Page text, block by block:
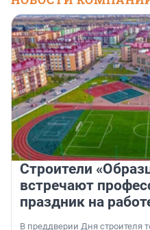
Строители
встречают
праздник на
В преддверии Дня